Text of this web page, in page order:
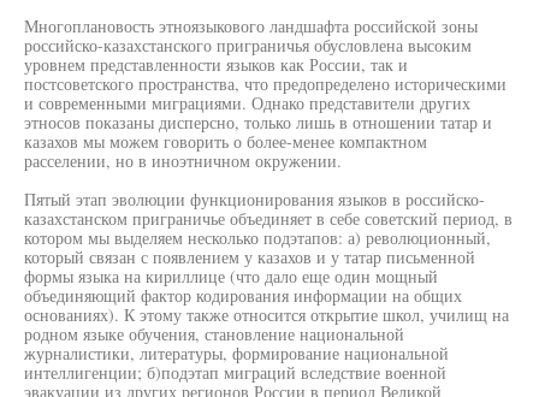
Многоплановость этноязыкового ландшафта российской зоны
российско-казахстанского приграничья обусловлена высоким
уровнем представленности языков как России, так и
постсоветского пространства, что предопределено историческими
и современными миграциями. Однако представители других
этносов показаны дисперсно, только лишь в отношении татар и
казахов мы можем говорить о более-менее компактном
расселении, но в иноэтничном окружении.
Пятый этап эволюции функционирования языков в российско-
казахстанском приграничье объединяет в себе советский период, в
котором мы выделяем несколько подэтапов: а) революционный,
который связан с появлением у казахов и у татар письменной
формы языка на кириллице (что дало еще один мощный
объединяющий фактор кодирования информации на общих
основаниях). К этому также относится открытие школ, училищ на
родном языке обучения, становление национальной
журналистики, литературы, формирование национальной
интеллигенции; б)подэтап миграций вследствие военной
эвакуации из других регионов России в период Великой